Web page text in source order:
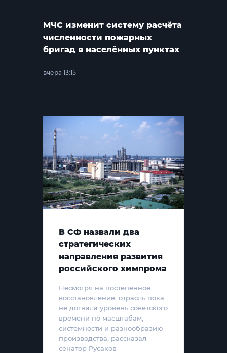
МЧС изменит систему расчёта
численности пожарных
бригад в населённых пунктах
вчера 13:15
В СФ назвали два
стратегических
направления развития
российского химпрома
Несмотря на постепенное
восстановление, отрасль пока
не догнала уровень советского
времени по масштабам,
системности и разнообразию
производства, рассказал
сенатор Русаков